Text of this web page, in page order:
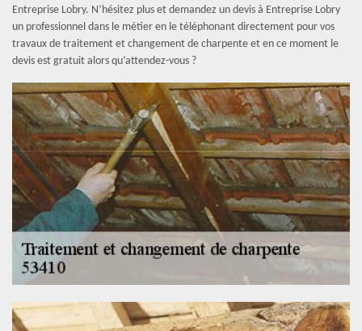
Entreprise Lobry. N’hésitez plus et demandez un devis à Entreprise Lobry
un professionnel dans le métier en le téléphonant directement pour vos
travaux de traitement et changement de charpente et en ce moment le
devis est gratuit alors qu’attendez-vous ?